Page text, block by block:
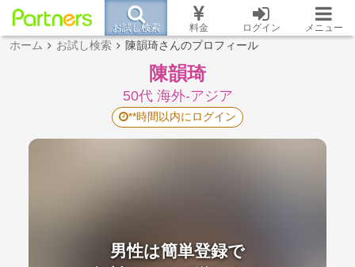
お試し検索 料金 ログイン メニュー
ホーム お試し検索 陳韻琦さんのプロフィール
陳韻琦
50代 海外-アジア
**時間以内にログイン
男性は簡単登録で